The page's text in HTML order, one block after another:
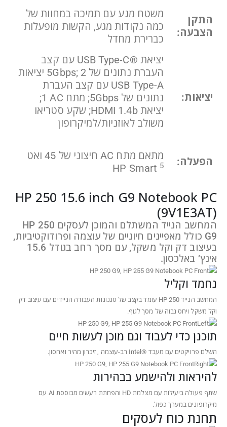
התקן
הצבעה:
משטח מגע עם תמיכה במחוות של
כמה נקודות מגע, הקשות מופעלות
כברירת מחדל
יציאות:
יציאת USB Type-C®‎ עם קצב
העברת נתונים של 5Gbps; 2 יציאות
USB Type-A עם קצב העברת
נתונים של 5Gbps; מתח AC ‏1;
יציאת HDMI 1.4b; שקע סטריאו
משולב לאוזניות/למיקרופון
הפעלה:
מתאם מתח AC חיצוני של 45 ואט
HP Smart 5
HP 250 15.6 inch G9 Notebook PC
(9V1E3AT)
המחשב הנייד המשתלם והמוכן לעסקים HP 250
G9‎ כולל מאפיינים חיוניים של עוצמה ופרודוקטיביות,
בעיצוב דק וקל משקל, עם מסך רחב בגודל 15.6
אינץ’ באלכסון.
נחמד וקליל
המחשב הנייד HP 250 עומד בקצב של סגנונות העבודה הניידים עם עיצוב דק
וקל משקל ויחס גבוה של מסך לגוף.
תוכנן כדי לעבוד וגם מוכן לעשות חיים
השלם פרויקטים עם מעבד Intel®‎ רב-עוצמה , זיכרון מהיר ואחסון.
להיראות ולהישמע בבהירות
שתף פעולה ביעילות עם מצלמת HD והפחתת רעשים מבוססת AI עם
מיקרופונים במערך כפול.
תחנת כוח לעסקים